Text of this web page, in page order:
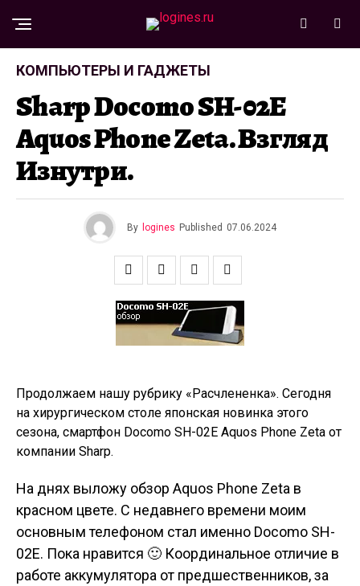
КОМПЬЮТЕРЫ И ГАДЖЕТЫ
Sharp Docomo SH-02E
Aquos Phone Zeta. Взгляд
Изнутри.
By logines Published 07.06.2024
Продолжаем нашу рубрику «Расчлененка». Сегодня
на хирургическом столе японская новинка этого
сезона, смартфон Docomo SH-02E Aquos Phone Zeta от
компании Sharp.
На днях выложу обзор Aquos Phone Zeta в
красном цвете. С недавнего времени моим
основным телефоном стал именно Docomo SH-
02E. Пока нравится 🙂 Координальное отличие в
работе аккумулятора от предшественников, за